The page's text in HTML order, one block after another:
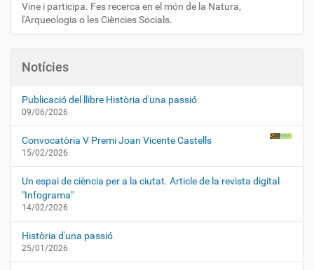
Vine i participa. Fes recerca en el món de la Natura,
l'Arqueologia o les Ciències Socials.
Notícies
Publicació del llibre Història d'una passió
09/06/2026
Convocatòria V Premi Joan Vicente Castells
15/02/2026
Un espai de ciència per a la ciutat. Article de la revista digital
"Infograma"
14/02/2026
Història d'una passió
25/01/2026